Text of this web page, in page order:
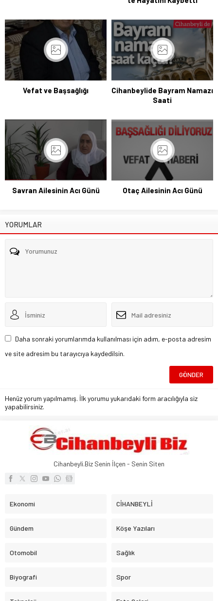
Vefat ve Başsağlığı
Cihanbeylide Bayram Namazı
Saati
Savran Ailesinin Acı Günü Otaç Ailesinin Acı Günü
YORUMLAR
Daha sonraki yorumlarımda kullanılması için adım, e-posta adresim
ve site adresim bu tarayıcıya kaydedilsin.
Henüz yorum yapılmamış. İlk yorumu yukarıdaki form aracılığıyla siz
yapabilirsiniz.
Cihanbeyli.Biz Senin İlçen - Senin Siten
Ekonomi CİHANBEYLİ
Gündem Köşe Yazıları
Otomobil Sağlık
Biyografi Spor